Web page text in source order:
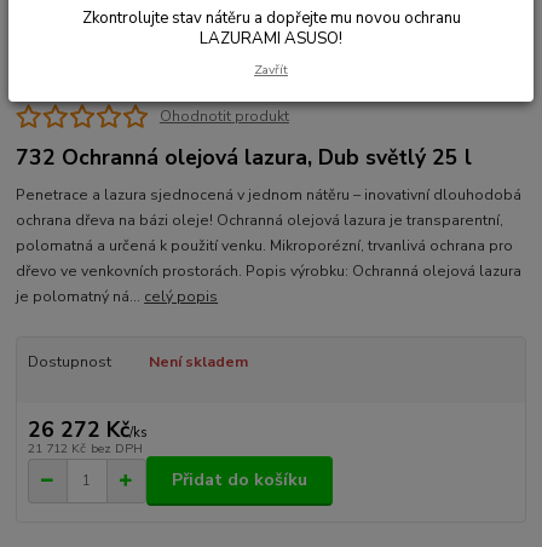
Ohodnotit produkt
732 Ochranná olejová lazura, Dub světlý 25 l
Penetrace a lazura sjednocená v jednom nátěru – inovativní dlouhodobá
ochrana dřeva na bázi oleje! Ochranná olejová lazura je transparentní,
polomatná a určená k použití venku. Mikroporézní, trvanlivá ochrana pro
dřevo ve venkovních prostorách. Popis výrobku: Ochranná olejová lazura
je polomatný ná... celý popis
Dostupnost Není skladem
26 272 Kč/ks
21 712 Kč bez DPH
Přidat do košíku
Zkontrolujte stav nátěru a dopřejte mu novou ochranu
LAZURAMI ASUSO!
Zavřít